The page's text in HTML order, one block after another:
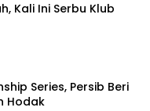
Kali Ini Serbu Klub
Series, Persib Beri
Hodak